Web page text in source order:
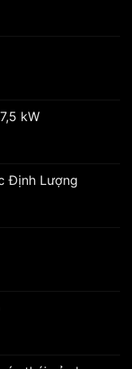
kW
Định Lượng